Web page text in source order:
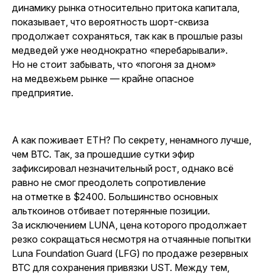
динамику рынка относительно притока капитала,
показывает, что вероятность шорт-сквиза
продолжает сохраняться, так как в прошлые разы
медведей уже неоднократно «перебарывали».
Но не стоит забывать, что «погоня за дном»
на медвежьем рынке — крайне опасное
предприятие.
А как поживает ETH? По секрету, ненамного лучше,
чем BTC. Так, за прошедшие сутки эфир
зафиксировал незначительный рост, однако всё
равно не смог преодолеть сопротивление
на отметке в $2400. Большинство основных
альткоинов отбивает потерянные позиции.
За исключением LUNA, цена которого продолжает
резко сокращаться несмотря на отчаянные попытки
Luna Foundation Guard (LFG) по продаже резервных
BTC для сохранения привязки UST. Между тем,